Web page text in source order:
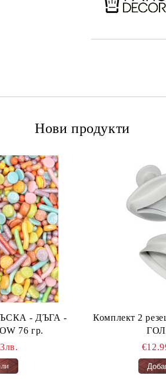
Нови продукти
ДЪГА -
PASTEL RAINBOW 76 гр.
Комплект 2